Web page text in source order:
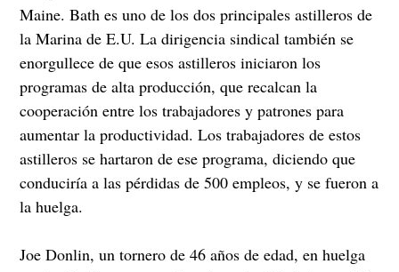
Maine. Bath es uno de los dos principales astilleros de
la Marina de E.U. La dirigencia sindical también se
enorgullece de que esos astilleros iniciaron los
programas de alta producción, que recalcan la
cooperación entre los trabajadores y patrones para
aumentar la productividad. Los trabajadores de estos
astilleros se hartaron de ese programa, diciendo que
conduciría a las pérdidas de 500 empleos, y se fueron a
la huelga.
Joe Donlin, un tornero de 46 años de edad, en huelga